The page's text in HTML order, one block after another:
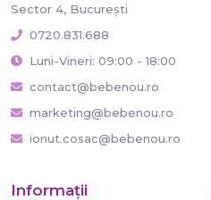
Sector 4, București
0720.831.688
Luni-Vineri: 09:00 - 18:00
contact@bebenou.ro
marketing@bebenou.ro
ionut.cosac@bebenou.ro
Informaţii